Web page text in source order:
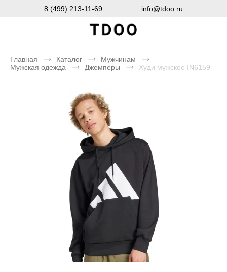
8 (499) 213-11-69 info@tdoo.ru
Главная Каталог
Мужчинам
Мужская одежда
Джемперы Худи мужское IN6159